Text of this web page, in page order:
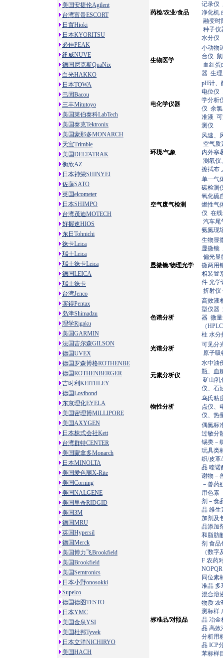
美国安捷伦Agilent
台湾富贵ESCORT
日置Hioki
日本KYORITSU
必佳PEAK
纽威NUVE
德国尼克斯QuaNix
白光HAKKO
日本TOWA
巴固Bacou
三丰Mitutoyo
美国莱伯泰科LabTech
美国泰克Tektronix
美国蒙那多MONARCH
天宝Trimble
美国DELTATRAK
衡欣AZ
日本神荣SHINYEI
佐藤SATO
英国elcometer
日本SHIMPO
台湾茂迪MOTECH
好握速HIOS
东日Tohnichi
徕卡Leica
瑞士Leica
瑞士徕卡Leica
德国LEICA
瑞士徕卡
台湾Jenco
宾得Pentax
岛津Shimadzu
理学Rigaku
美国GARMIN
法国吉尔森GILSON
德国UVEX
德国罗森博格ROTHENBE
德国ROTHENBERGER
吉时利KEITHLEY
德国Lovibond
东京理化EYELA
美国密理博MILLIPORE
美国AXYGEN
日本株式会社Kett
台湾群特CENTER
美国蒙拿多Monarch
日本MINOLTA
美国爱色丽X-Rite
美国Corning
美国NALGENE
美国里奇RIDGID
美国3M
德国MRU
英国Hypersil
德国Merck
美国博力飞Brookfield
美国Brookfield
美国Semtronics
日本小野onosokki
Supelco
德国德图TESTO
日本YMC
美国金泉YSI
美国杜邦Tyvek
日本立洋NICHIRYO
美国HACH
药检/农业/食品
记录仪
净化机
融变时
种子
水分仪
生物医学
小动物
台仪
血红
器 生
电化学仪器
pH计
电位仪
学分析
仪 余
准液
测仪
环境/气象
风速、
空气
内外寒
测氡仪
擦拭布
空气废气检测
单一气
碳检测
氧化硫
燃性气
仪 在
汽车
氨氮现
显微镜/物理光学
生物显
显微镜
偏光
微两用
相装置
件 光
折射仪
色谱分析
高效液
型仪器
器 微
（
柱 水分
光谱分析
可见分
原子吸
元素分析仪
水中油
瓶、血
矿山乳
仪、石
物性分析
乌氏粘
点仪、
仪、热
标准品/对照品
偶氮标
过敏分
锡类－
玩具类
织/皮革
品 喹诺
谢物－
－兽药
用色素
剂－食
品 维生
加剂及
品添加
和脂肪
剂 食品
（数
F 农药
NOPQR
同位素
准品 多
混合溶
物质 农
测标样
品 冶金
品 高效
分析用
品 ICP
苯标样